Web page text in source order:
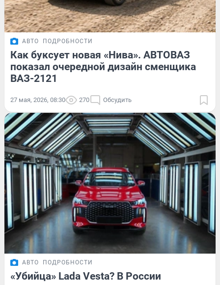
АВТО ПОДРОБНОСТИ
Как буксует новая «Нива». АВТОВАЗ
показал очередной дизайн сменщика
ВАЗ-2121
27 мая, 2026, 08:30 270 Обсудить
АВТО ПОДРОБНОСТИ
«Убийца» Lada Vesta? В России